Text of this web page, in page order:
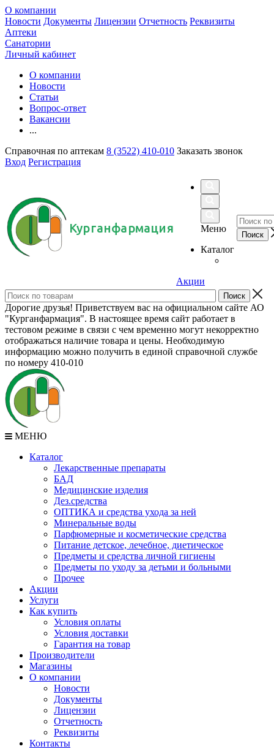
О компании
Новости Документы Лицензии Отчетность Реквизиты
Аптеки
Санатории
Личный кабинет
О компании
Новости
Статьи
Вопрос-ответ
Вакансии
...
Справочная по аптекам 8 (3522) 410-010 Заказать звонок
Вход Регистрация
Курганфармация
Меню
Каталог
Акции
Дорогие друзья! Приветствуем вас на официальном сайте АО
"Курганфармация". В настоящее время сайт работает в
тестовом режиме в связи с чем временно могут некорректно
отображаться наличие товара и цены. Необходимую
информацию можно получить в единой справочной службе
по номеру 410-010
МЕНЮ
Каталог
Лекарственные препараты
БАД
Медицинские изделия
Дез.средства
ОПТИКА и средства ухода за ней
Минеральные воды
Парфюмерные и косметические средства
Питание детское, лечебное, диетическое
Предметы и средства личной гигиены
Предметы по уходу за детьми и больными
Прочее
Акции
Услуги
Как купить
Условия оплаты
Условия доставки
Гарантия на товар
Производители
Магазины
О компании
Новости
Документы
Лицензии
Отчетность
Реквизиты
Контакты